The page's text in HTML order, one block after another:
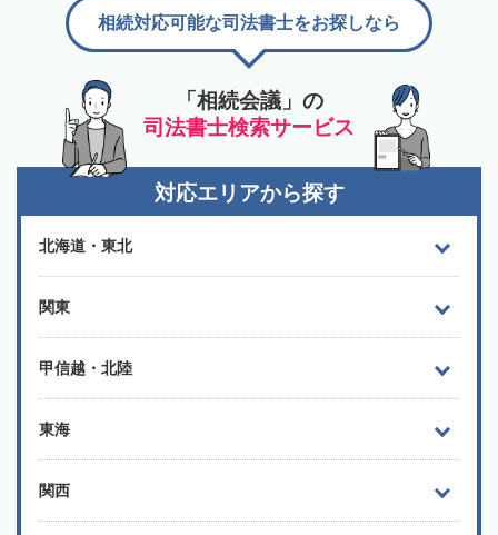
「相続会議」の
司法書士検索サービス
相続対応可能な司法書士をお探しなら
対応エリアから探す
北海道・東北
関東
甲信越・北陸
東海
関西